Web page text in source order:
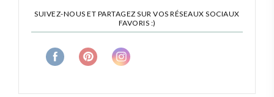
SUIVEZ-NOUS ET PARTAGEZ SUR VOS RÉSEAUX SOCIAUX
FAVORIS :)